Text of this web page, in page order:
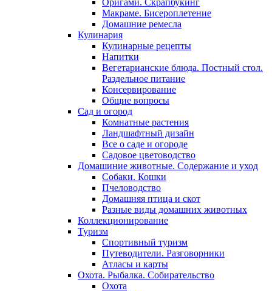
Оригами. Скрапбукинг
Макраме. Бисероплетение
Домашние ремесла
Кулинария
Кулинарные рецепты
Напитки
Вегетарианские блюда. Постный стол.
Раздельное питание
Консервирование
Общие вопросы
Сад и огород
Комнатные растения
Ландшафтный дизайн
Все о саде и огороде
Садовое цветоводство
Домашиние животные. Содержание и уход
Собаки. Кошки
Пчеловодство
Домашняя птица и скот
Разные виды домашних животных
Коллекционирование
Туризм
Спортивный туризм
Путеводители. Разговорники
Атласы и карты
Охота. Рыбалка. Собирательство
Охота